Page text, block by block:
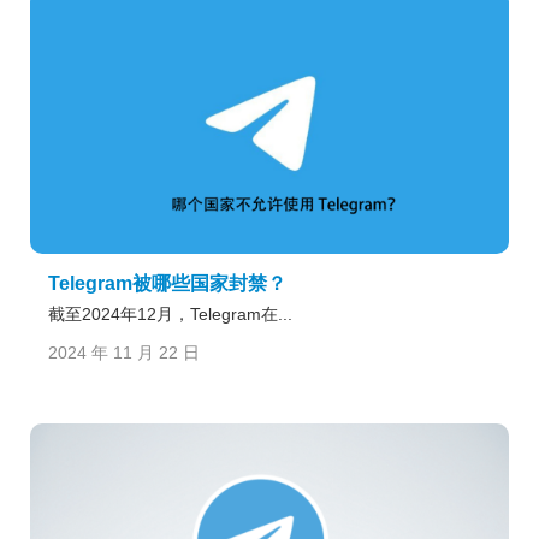
Telegram被哪些国家封禁？
截至2024年12月，Telegram在...
2024 年 11 月 22 日